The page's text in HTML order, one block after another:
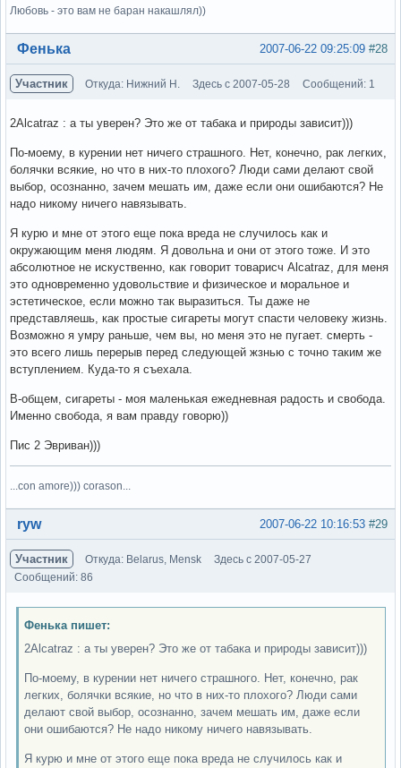
Любовь - это вам не баран накашлял))
Вне форума #28
2007-06-22 09:25:09
Фенька
Участник Откуда: Нижний Н. Здесь с 2007-05-28 Сообщений: 1
2Alcatraz : а ты уверен? Это же от табака и природы зависит)))
По-моему, в курении нет ничего страшного. Нет, конечно, рак легких,
болячки всякие, но что в них-то плохого? Люди сами делают свой
выбор, осознанно, зачем мешать им, даже если они ошибаются? Не
надо никому ничего навязывать.
Я курю и мне от этого еще пока вреда не случилось как и
окружающим меня людям. Я довольна и они от этого тоже. И это
абсолютное не искуственно, как говорит товарисч Alcatraz, для меня
это одновременно удовольствие и физическое и моральное и
эстетическое, если можно так выразиться. Ты даже не
представляешь, как простые сигареты могут спасти человеку жизнь.
Возможно я умру раньше, чем вы, но меня это не пугает. смерть -
это всего лишь перерыв перед следующей жзнью с точно таким же
вступлением. Куда-то я съехала.
В-общем, сигареты - моя маленькая ежедневная радость и свобода.
Именно свобода, я вам правду говорю))
Пис 2 Эвриван)))
...con amore))) corason...
Вне форума #29
2007-06-22 10:16:53
ryw
Участник Откуда: Belarus, Mensk
Здесь с 2007-05-27
Сообщений: 86
Фенька пишет:
2Alcatraz : а ты уверен? Это же от табака и природы зависит)))
По-моему, в курении нет ничего страшного. Нет, конечно, рак
легких, болячки всякие, но что в них-то плохого? Люди сами
делают свой выбор, осознанно, зачем мешать им, даже если
они ошибаются? Не надо никому ничего навязывать.
Я курю и мне от этого еще пока вреда не случилось как и